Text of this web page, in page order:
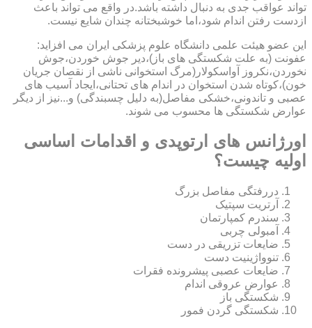
تواند عواقب جدی به دنبال داشته باشد.در واقع می تواند باعث
ازدست رفتن اندام شود،اما خوشبختانه چندان شایع نیست.
این عضو هیئت علمی دانشگاه علوم پزشکی ایران می افزاید:
عفونت (به علت شکستگی های باز)،دیر جوش خوردن،جوش
نخوردن،نکروز آواسکولار(مرگ استخوانی ناشی از نقصان جریان
خون)،کوتاه شدن استخوان در اندام های تحتانی،ایجاد آسیب های
عصبی و تاندونی،خشکی مفاصل(به دلیل چسبندگی) و...نیز از دیگر
عوارض شکستگی ها محسوب می شوند.
اورژانس های ارتوپدی و اقدامات اساسی
اولیه چیست؟
دررفتگی مفاصل بزرگ
آرتریت سپتیک
سندرم کمپارتمان
آمبولی چربی
ضایعات تزریقی در دست
تنوواژینیت دست
ضایعات عصبی پیشرونده فقرات
عوارض عروقی اندام
شکستگی باز
شکستگی گردن فمور